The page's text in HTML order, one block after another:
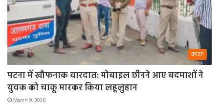
क्राइम
पटना में खौफनाक वारदात: मोबाइल छीनने आए बदमाशों ने
युवक को चाकू मारकर किया लहूलुहान
March 9, 2026